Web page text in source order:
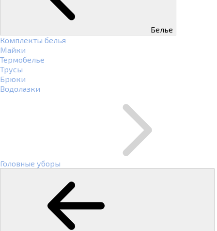
Белье
Комплекты белья
Майки
Термобелье
Трусы
Брюки
Водолазки
Головные уборы